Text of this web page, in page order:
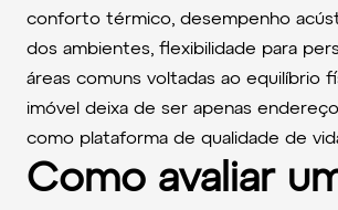
conforto térmico, desempenho
dos ambientes, flexibilidade para
áreas comuns voltadas ao equilíbrio
imóvel deixa de ser apenas
como plataforma de qualidade de
Como avaliar